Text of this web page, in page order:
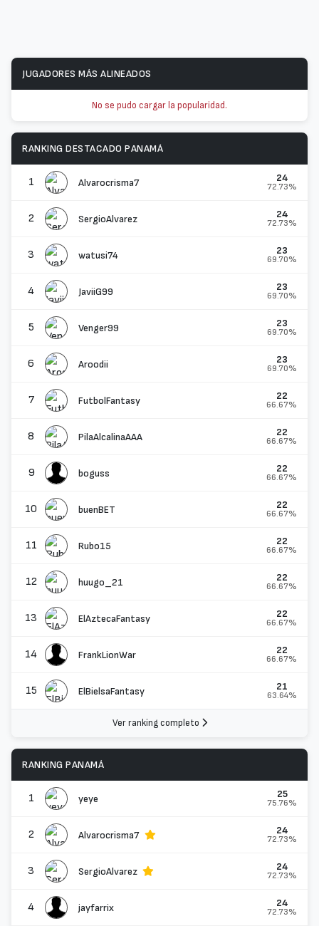
RANKING DESTACADO PANAMÁ
1 Alvarocrisma7 24
72.73%
2 SergioAlvarez 24
72.73%
3 watusi74 23
69.70%
4 JaviiG99 23
69.70%
5 Venger99 23
69.70%
6 Aroodii 23
69.70%
7 FutbolFantasy 22
66.67%
8 PilaAlcalinaAAA 22
66.67%
9 boguss 22
66.67%
10 buenBET 22
66.67%
11 Rubo15 22
66.67%
12 huugo_21 22
66.67%
13 ElAztecaFantasy 22
66.67%
14 FrankLionWar 22
66.67%
15 ElBielsaFantasy 21
63.64%
Ver ranking completo
RANKING PANAMÁ
1 yeye 25
75.76%
2 Alvarocrisma7 24
72.73%
3 SergioAlvarez 24
72.73%
4 jayfarrix 24
72.73%
JUGADORES MÁS ALINEADOS
No se pudo cargar la popularidad.